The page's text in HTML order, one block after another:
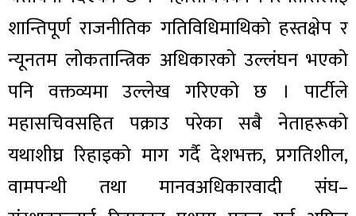
शान्तिपूर्ण राजनीतिक गतिविधिमाथिको हस्तक्षेप र
न्यूनतम लोकतान्त्रिक अधिकारको उल्लंघन भएको
पनि वक्तव्यमा उल्लेख गरिएको छ । पार्टीले
महासचिवसहित पक्राउ परेका सबै नेताहरूको
यथाशीघ्र रिहाइको माग गर्दै देशभक्त, प्रगतिशील,
वामपन्थी तथा मानवअधिकारवादी संघ–